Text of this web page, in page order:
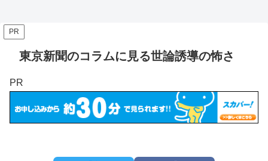
PR
東京新聞のコラムに見る世論誘導の怖さ
PR